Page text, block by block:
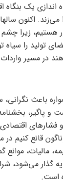
اندازی یک
اکنون
هستیم، زیرا چشم
تولید را
در مسیر واردات
باعث نگرانی،
و پاگیر،
فشار‌های
قانع کنیم در
مالیات، موانع
گذار می‌شود،
است.